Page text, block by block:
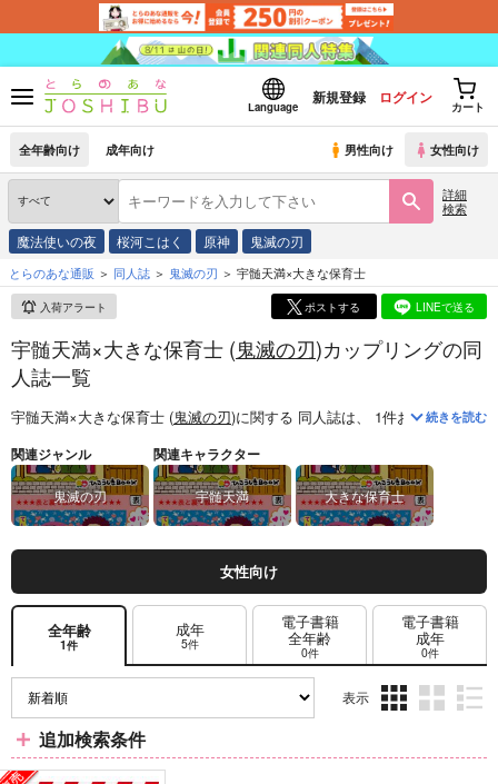
Language
新規登録 ログイン
カート
全年齢向け 成年向け 男性向け 女性向け
詳細
検索
魔法使いの夜 桜河こはく 原神 鬼滅の刃
とらのあな通販 同人誌 鬼滅の刃 宇髄天満×大きな保育士
入荷アラート ポストする LINEで送る
宇髄天満×大きな保育士 (鬼滅の刃)カップリングの同
人誌一覧
宇髄天満×大きな保育士 (鬼滅の刃)に関する 同人誌は、 1件お取り扱いが
続きを読む
関連ジャンル
鬼滅の刃
関連キャラクター
宇髄天満 大きな保育士
女性向け
全年齢
1件
成年
5件
電子書籍
全年齢
0件
電子書籍
成年
0件
表示
ム
ム
ム
追加検索条件